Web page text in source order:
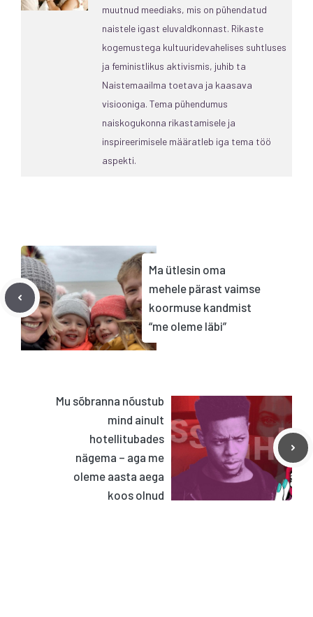
muutnud meediaks, mis on pühendatud
naistele igast eluvaldkonnast. Rikaste
kogemustega kultuuridevahelises suhtluses
ja feministlikus aktivismis, juhib ta
Naistemaailma toetava ja kaasava
visiooniga. Tema pühendumus
naiskogukonna rikastamisele ja
inspireerimisele määratleb iga tema töö
aspekti.
Ma ütlesin oma
mehele pärast vaimse
koormuse kandmist
“me oleme läbi”
Mu sõbranna nõustub
mind ainult
hotellitubades
nägema – aga me
oleme aasta aega
koos olnud